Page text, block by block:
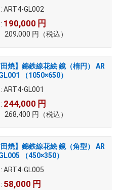
ART4-GL002
190,000 円
209,000 円 （税込）
田焼】錦鉄線花絵 鏡（楕円） AR
（1050×650）
ART4-GL001
244,000 円
268,400 円 （税込）
田焼】錦鉄線花絵 鏡（角型） AR
（450×350）
ART4-GL005
58,000 円